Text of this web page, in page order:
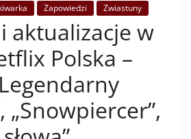
Zapowiedzi Zwiastuny
aktualizacje w
Polska –
„Snowpiercer”,